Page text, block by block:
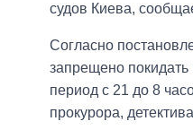
судов Киева,
Согласно
запрещено покидать
период с 21 до 8
прокурора,